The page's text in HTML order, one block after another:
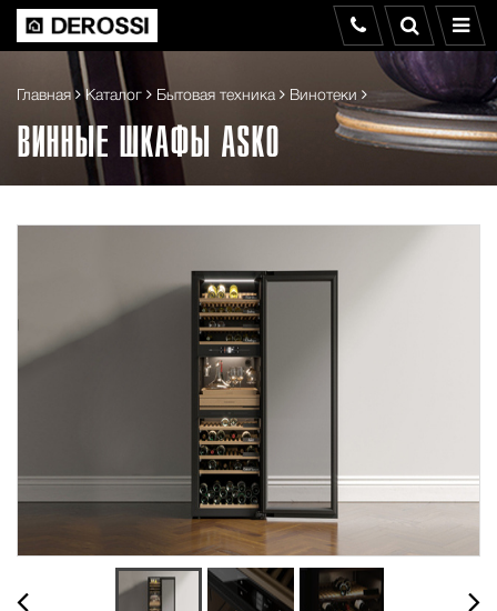
Главная Каталог Бытовая техника Винотеки
ВИННЫЕ ШКАФЫ ASKO